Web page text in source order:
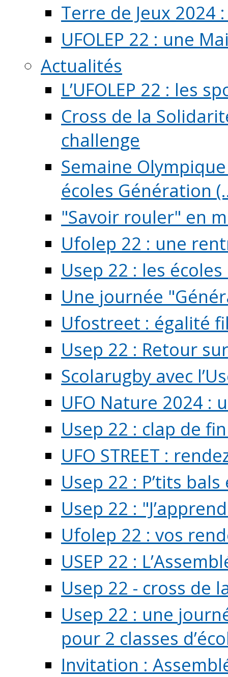
Terre de Jeux 2024
UFOLEP 22 : une
Actualités
L’UFOLEP 22 : les
Cross de la
challenge
Semaine
écoles Génération
"Savoir rouler" en
Ufolep 22 : une
Usep 22 : les
Une journée
Ufostreet : égalité
Usep 22 : Retour
Scolarugby avec
UFO Nature 2024 :
Usep 22 : clap de
UFO STREET :
Usep 22 : P’tits
Usep 22 :
Ufolep 22 : vos
USEP 22 :
Usep 22 - cross de
Usep 22 : une
pour 2 classes
Invitation :